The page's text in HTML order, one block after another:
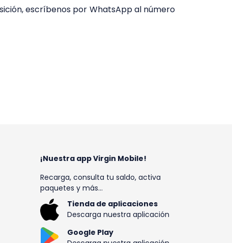
escríbenos por WhatsApp al número
¡Nuestra app Virgin Mobile!
Recarga, consulta tu saldo, activa
paquetes y más…
Tienda de aplicaciones
Descarga nuestra aplicación
Google Play